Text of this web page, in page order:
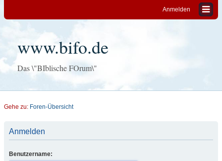
Anmelden
www.bifo.de
Das \"BIblische FOrum\"
Gehe zu: Foren-Übersicht
Anmelden
Benutzername: